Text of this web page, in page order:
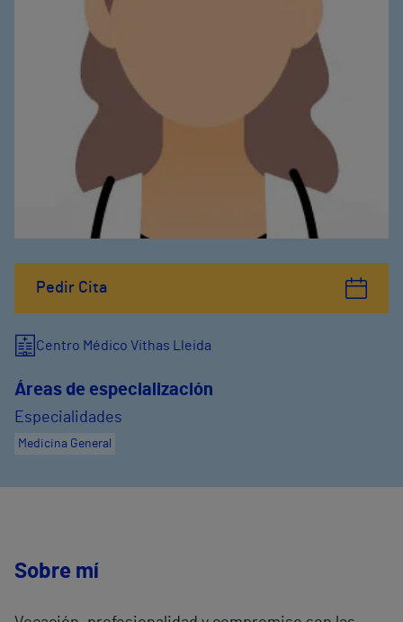
Pedir Cita
Centro Médico Vithas Lleida
Áreas de especialización
Especialidades
Medicina General
Sobre mí